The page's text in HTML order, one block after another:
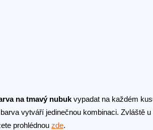
na tmavý nubuk vypadat na každém
vytváří jedinečnou kombinaci. Zvláště
prohlédnou zde.